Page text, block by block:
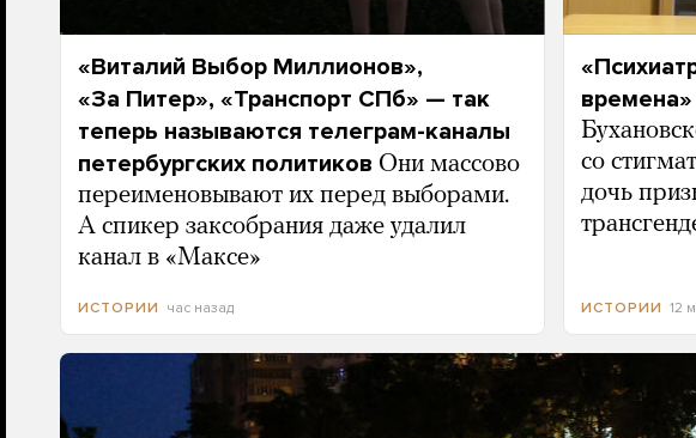
«Виталий Выбор Миллионов»,
«За Питер», «Транспорт СПб» — так
теперь называются телеграм-каналы
петербургских политиков Они массово
переименовывают их перед выборами.
А спикер заксобрания даже удалил
канал в «Максе»
ИСТОРИИ час назад
времена»
со
дочь
ИСТОРИИ 12